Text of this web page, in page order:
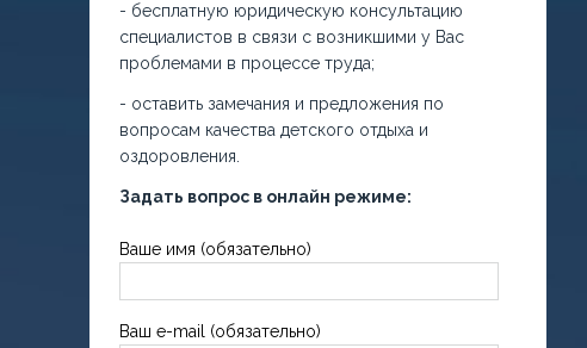
- бесплатную юридическую консультацию
специалистов в связи с возникшими у Вас
проблемами в процессе труда;
- оставить замечания и предложения по
вопросам качества детского отдыха и
оздоровления.
Задать вопрос в онлайн режиме:
Ваше имя (обязательно)
Ваш e-mail (обязательно)